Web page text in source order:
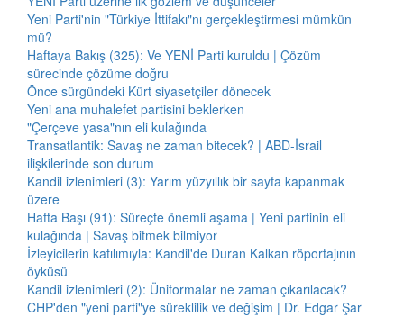
Yeni Parti'nin "Türkiye İttifakı"nı gerçekleştirmesi mümkün
mü?
Haftaya Bakış (325): Ve YENİ Parti kuruldu | Çözüm
sürecinde çözüme doğru
Önce sürgündeki Kürt siyasetçiler dönecek
Yeni ana muhalefet partisini beklerken
"Çerçeve yasa"nın eli kulağında
Transatlantik: Savaş ne zaman bitecek? | ABD-İsrail
ilişkilerinde son durum
Kandil izlenimleri (3): Yarım yüzyıllık bir sayfa kapanmak
üzere
Hafta Başı (91): Süreçte önemli aşama | Yeni partinin eli
kulağında | Savaş bitmek bilmiyor
İzleyicilerin katılımıyla: Kandil'de Duran Kalkan röportajının
öyküsü
Kandil izlenimleri (2): Üniformalar ne zaman çıkarılacak?
CHP'den "yeni parti"ye süreklilik ve değişim | Dr. Edgar Şar